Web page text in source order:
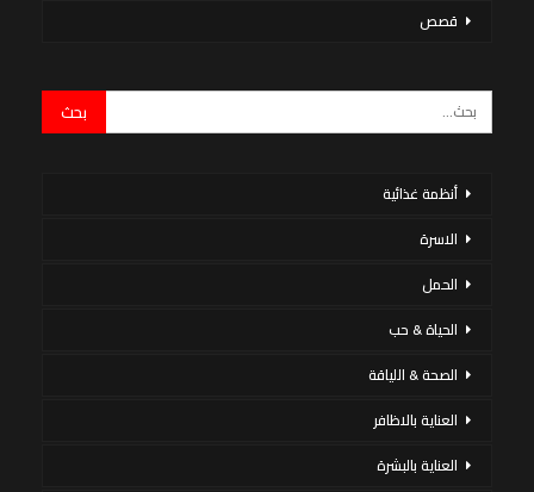
قصص
أنظمة غذائية
الاسرة
الحمل
الحياة & حب
الصحة & اللياقة
العناية بالاظافر
العناية بالبشرة